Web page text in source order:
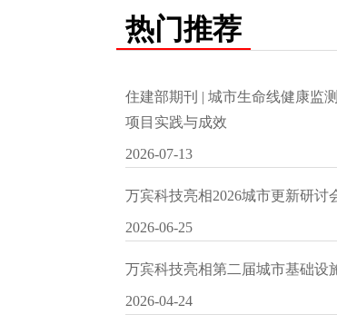
热门推荐
住建部期刊 | 城市生命线健康监
项目实践与成效
2026-07-13
万宾科技亮相2026城市更新研
2026-06-25
万宾科技亮相第二届城市基础设
2026-04-24